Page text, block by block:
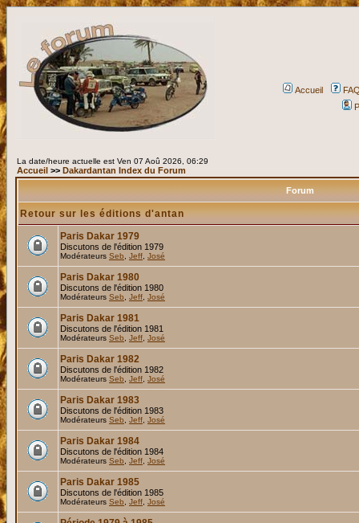
Accueil
La date/heure actuelle est Ven 07 Aoû 2026, 06:29
Accueil >> Dakardantan Index du Forum
Forum
Retour sur les éditions d'antan
Paris Dakar 1979
Discutons de l'édition 1979
Modérateurs Seb Jeff José
Paris Dakar 1980
Discutons de l'édition 1980
Modérateurs Seb Jeff José
Paris Dakar 1981
Discutons de l'édition 1981
Modérateurs Seb Jeff José
Paris Dakar 1982
Discutons de l'édition 1982
Modérateurs Seb Jeff José
Paris Dakar 1983
Discutons de l'édition 1983
Modérateurs Seb Jeff José
Paris Dakar 1984
Discutons de l'édition 1984
Modérateurs Seb Jeff José
Paris Dakar 1985
Discutons de l'édition 1985
Modérateurs Seb Jeff José